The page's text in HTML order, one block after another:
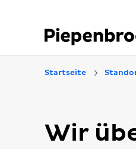
Startseite
Wir